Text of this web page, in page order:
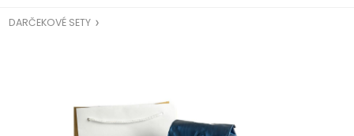
DARČEKOVÉ SETY